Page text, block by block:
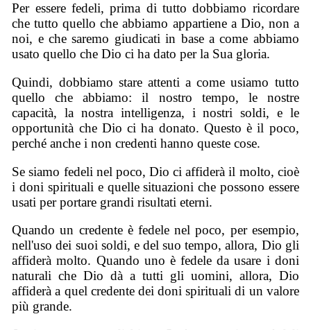
Per essere fedeli, prima di tutto dobbiamo ricordare
che tutto quello che abbiamo appartiene a Dio, non a
noi, e che saremo giudicati in base a come abbiamo
usato quello che Dio ci ha dato per la Sua gloria.
Quindi, dobbiamo stare attenti a come usiamo tutto
quello che abbiamo: il nostro tempo, le nostre
capacità, la nostra intelligenza, i nostri soldi, e le
opportunità che Dio ci ha donato. Questo è il poco,
perché anche i non credenti hanno queste cose.
Se siamo fedeli nel poco, Dio ci affiderà il molto, cioè
i doni spirituali e quelle situazioni che possono essere
usati per portare grandi risultati eterni.
Quando un credente è fedele nel poco, per esempio,
nell'uso dei suoi soldi, e del suo tempo, allora, Dio gli
affiderà molto. Quando uno è fedele da usare i doni
naturali che Dio dà a tutti gli uomini, allora, Dio
affiderà a quel credente dei doni spirituali di un valore
più grande.